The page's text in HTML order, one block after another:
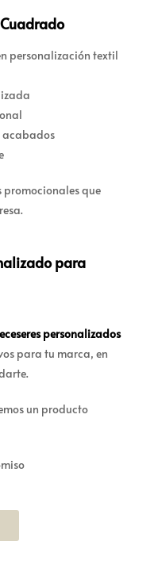
personalización textil
acabados
promocionales que
para
personalizados
para tu marca, en
un producto